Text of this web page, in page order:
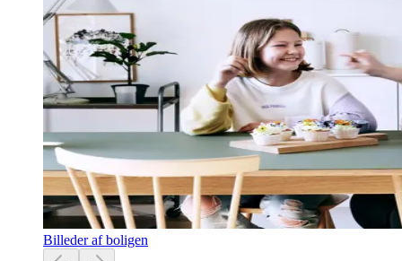
Billeder af boligen